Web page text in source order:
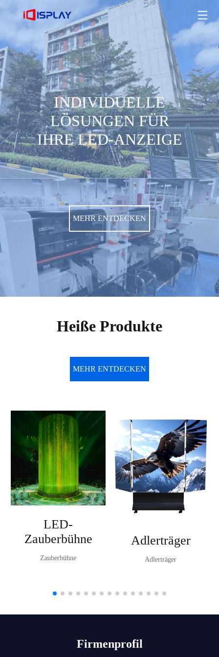
INDIVIDUELLE
LÖSUNGEN FÜR
IHRE LED-ANZEIGE
MEHR ENTDECKEN
INDIVIDUELLE LÖSUNGEN FÜR IHRE LED-ANZEIGE
MEHR ENTDECKEN
Heiße Produkte
MEHR ENTDECKEN
LED-
Zauberbühne
Zauberbühne
Adlerträger
Adlerträger
Firmenprofil